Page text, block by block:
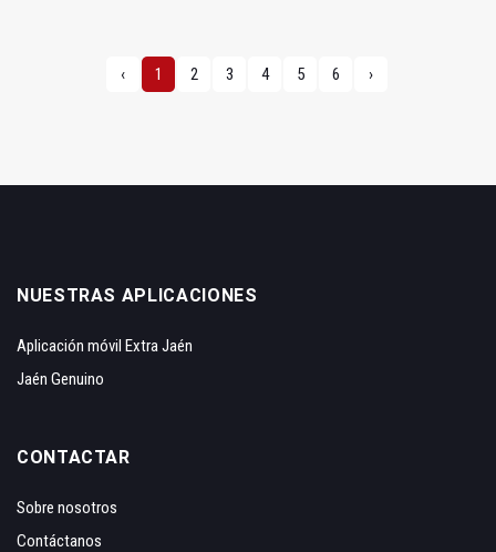
‹ 1 2 3 4 5 6 ›
NUESTRAS APLICACIONES
Aplicación móvil Extra Jaén
Jaén Genuino
CONTACTAR
Sobre nosotros
Contáctanos